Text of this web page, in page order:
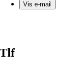
Vis e-mail
Tlf